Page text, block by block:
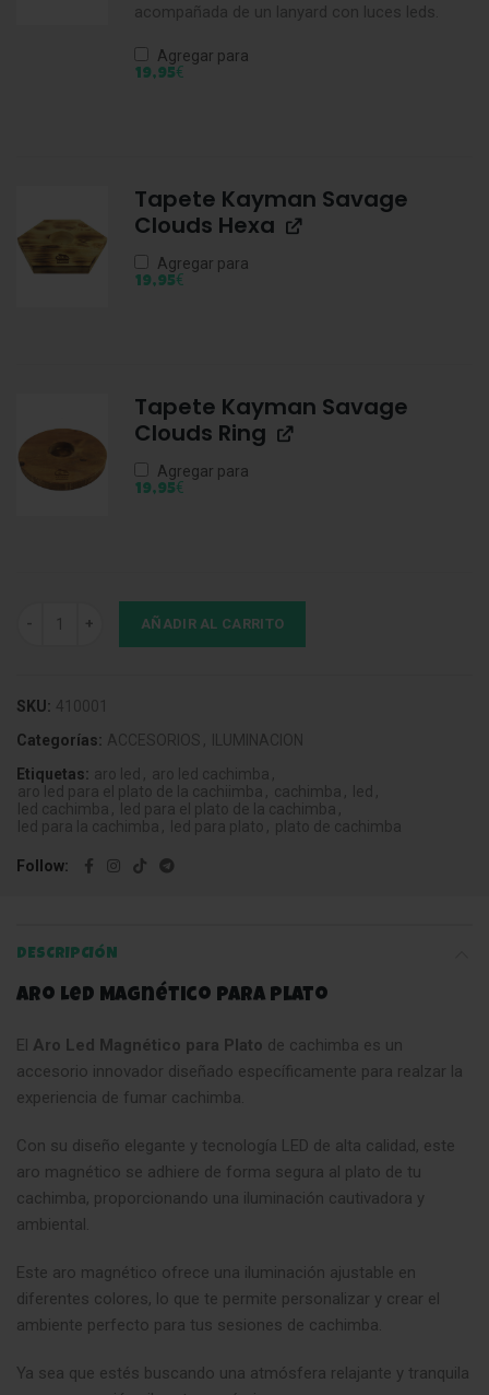
acompañada de un lanyard con luces leds.
Agregar para
19,95€
Tapete Kayman Savage
Clouds Hexa
Agregar para
19,95€
Tapete Kayman Savage
Clouds Ring
Agregar para
19,95€
Aro Led Magnético para Plato cantidad
AÑADIR AL CARRITO
SKU: 410001
Categorías: ACCESORIOS ,
ILUMINACION
Etiquetas: aro led , aro led cachimba ,
aro led para el plato de la cachiimba , cachimba , led ,
led cachimba , led para el plato de la cachimba ,
led para la cachimba , led para plato , plato de cachimba
Follow
DESCRIPCIÓN
Aro Led Magnético para Plato
El Aro Led Magnético para Plato de cachimba es un
accesorio innovador diseñado específicamente para realzar la
experiencia de fumar cachimba.
Con su diseño elegante y tecnología LED de alta calidad, este
aro magnético se adhiere de forma segura al plato de tu
cachimba, proporcionando una iluminación cautivadora y
ambiental.
Este aro magnético ofrece una iluminación ajustable en
diferentes colores, lo que te permite personalizar y crear el
ambiente perfecto para tus sesiones de cachimba.
Ya sea que estés buscando una atmósfera relajante y tranquila